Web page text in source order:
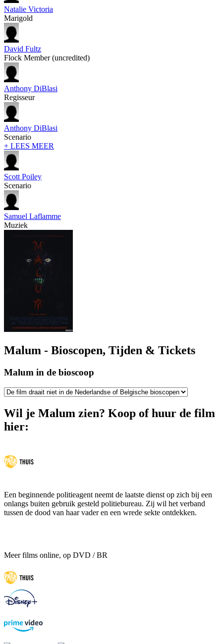
Natalie Victoria
Marigold
David Fultz
Flock Member (uncredited)
Anthony DiBlasi
Regisseur
Anthony DiBlasi
Scenario
+ LEES MEER
Scott Poiley
Scenario
Samuel Laflamme
Muziek
Malum - Bioscopen, Tijden & Tickets
Malum in de bioscoop
Wil je Malum zien? Koop of huur de film
hier:
Een beginnende politieagent neemt de laatste dienst op zich bij een
onlangs buiten gebruik gesteld politiebureau. Zij wil het verband
tussen de dood van haar vader en een wrede sekte ontdekken.
Meer films online, op DVD / BR